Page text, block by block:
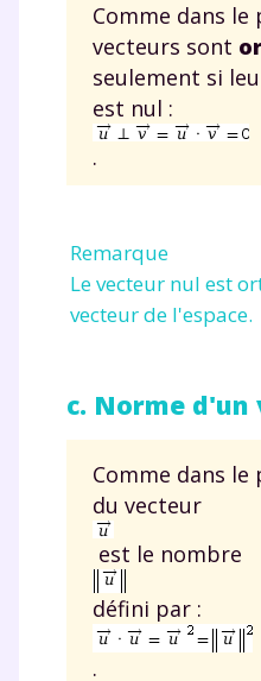
Comme dans le
vecteurs sont
seulement si
est nul :
.
Remarque
Le vecteur nul est
vecteur de l'espace.
c. Norme d'un
Comme dans le
du vecteur
est le nombre
défini par :
.
Envie de
année
Testez
pendant
plateforme
scolaire !
Fiches de cours
corrigés,
Unespace